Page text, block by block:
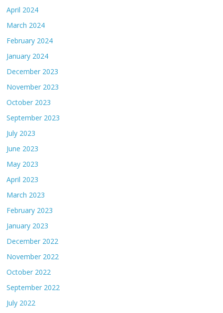
April 2024
March 2024
February 2024
January 2024
December 2023
November 2023
October 2023
September 2023
July 2023
June 2023
May 2023
April 2023
March 2023
February 2023
January 2023
December 2022
November 2022
October 2022
September 2022
July 2022